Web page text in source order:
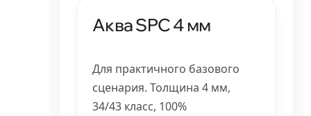
Аква SPC 4 мм
Для практичного базового
сценария. Толщина 4 мм,
34/43 класс, 100%